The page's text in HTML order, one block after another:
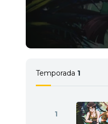
Temporada 1
1